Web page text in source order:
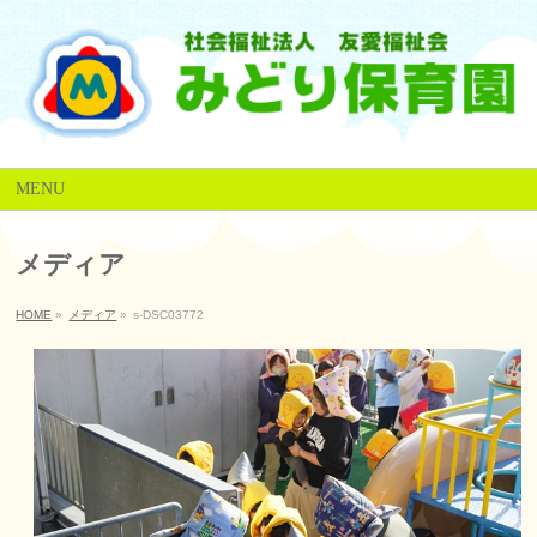
MENU
メディア
HOME » メディア » s-DSC03772